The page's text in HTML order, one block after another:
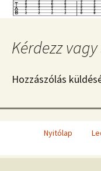
Kérdezz
Hozzászólás
Nyitólap